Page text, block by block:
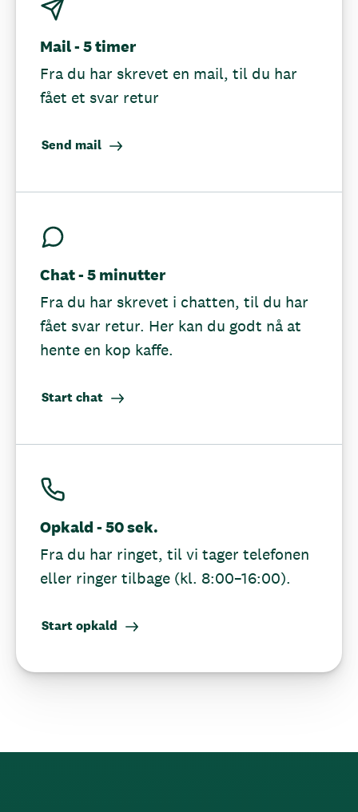
Mail - 5 timer
Fra du har skrevet en mail, til du har
fået et svar retur
Send mail
Chat - 5 minutter
Fra du har skrevet i chatten, til du har
fået svar retur. Her kan du godt nå at
hente en kop kaffe.
Start chat
Opkald - 50 sek.
Fra du har ringet, til vi tager telefonen
eller ringer tilbage (kl. 8:00–16:00).
Start opkald